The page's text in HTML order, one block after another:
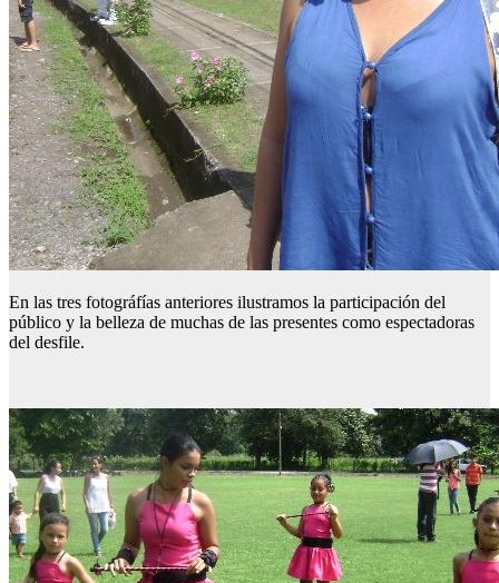
En las tres fotográfías anteriores ilustramos la participación del
público y la belleza de muchas de las presentes como espectadoras
del desfile.